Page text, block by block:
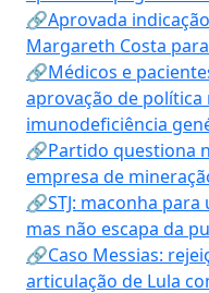
🔗Aprovada
Margareth Costa para
🔗Médicos e
aprovação de política
imunodeficiência
🔗Partido questiona
empresa de
🔗STJ: maconha
mas não escapa da
🔗Caso Messias:
articulação de Lula